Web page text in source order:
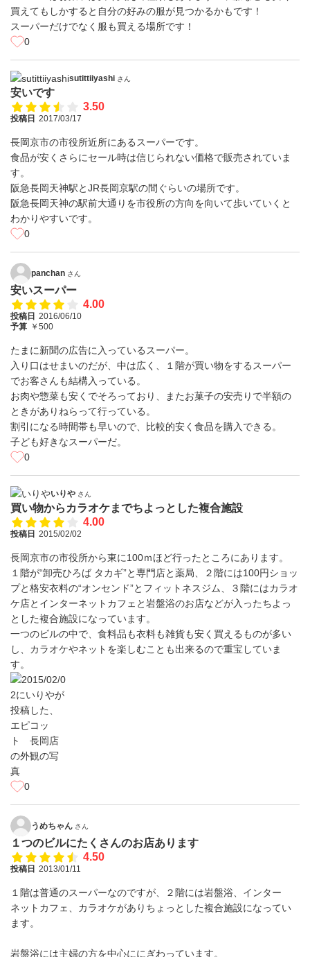
買えてもしかすると自分の好みの服が見つかるかもです！
スーパーだけでなく服も買える場所です！
0
sutittiiyashi さん
安いです
3.50
投稿日 2017/03/17
長岡京市の市役所近所にあるスーパーです。
食品が安くさらにセール時は信じられない価格で販売されていま
す。
阪急長岡天神駅とJR長岡京駅の間ぐらいの場所です。
阪急長岡天神の駅前大通りを市役所の方向を向いて歩いていくと
わかりやすいです。
0
panchan さん
安いスーパー
4.00
投稿日 2016/06/10
予算 ￥500
たまに新聞の広告に入っているスーパー。
入り口はせまいのだが、中は広く、１階が買い物をするスーパー
でお客さんも結構入っている。
お肉や惣菜も安くでそろっており、またお菓子の安売りで半額の
ときがありねらって行っている。
割引になる時間帯も早いので、比較的安く食品を購入できる。
子ども好きなスーパーだ。
0
いりや さん
買い物からカラオケまでちよっとした複合施設
4.00
投稿日 2015/02/02
長岡京市の市役所から東に100ｍほど行ったところにあります。
１階が“卸売ひろば タカギ”と専門店と薬局、２階には100円ショッ
プと格安衣料の“オンセンド”とフィットネスジム、３階にはカラオ
ケ店とインターネットカフェと岩盤浴のお店などが入ったちよっ
とした複合施設になっています。
一つのビルの中で、食料品も衣料も雑貨も安く買えるものが多い
し、カラオケやネットを楽しむことも出来るので重宝していま
す。
0
うめちゃん さん
１つのビルにたくさんのお店あります
4.50
投稿日 2013/01/11
１階は普通のスーパーなのですが、２階には岩盤浴、インター
ネットカフェ、カラオケがありちょっとした複合施設になってい
ます。
岩盤浴には主婦の方を中心ににぎわっています。